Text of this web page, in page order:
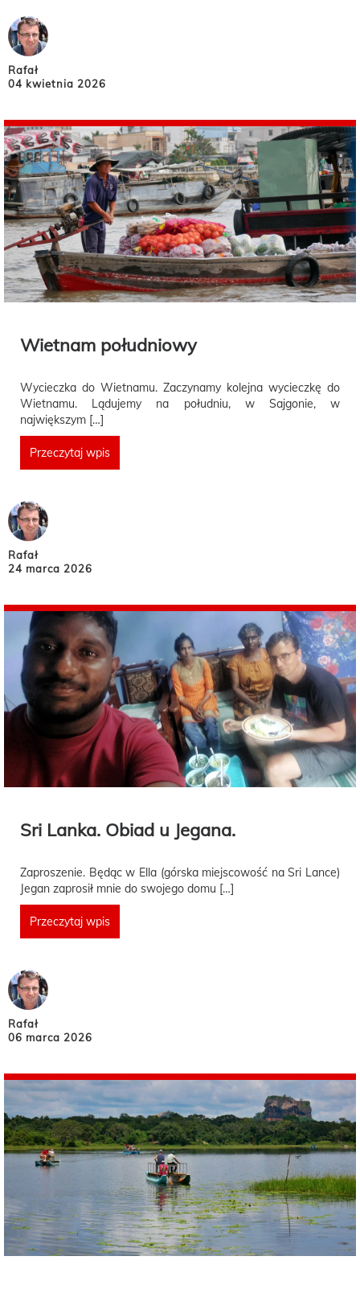
Rafał
04 kwietnia 2026
Wietnam południowy
Wycieczka do Wietnamu. Zaczynamy kolejna wycieczkę do
Wietnamu. Lądujemy na południu, w Sajgonie, w
największym […]
Przeczytaj wpis
Rafał
24 marca 2026
Sri Lanka. Obiad u Jegana.
Zaproszenie. Będąc w Ella (górska miejscowość na Sri Lance)
Jegan zaprosił mnie do swojego domu […]
Przeczytaj wpis
Rafał
06 marca 2026